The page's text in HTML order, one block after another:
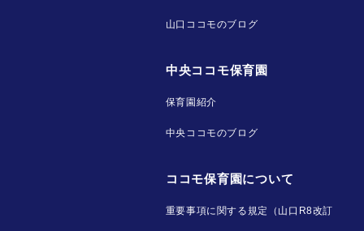
山口ココモのブログ
中央ココモ保育園
保育園紹介
中央ココモのブログ
ココモ保育園について
重要事項に関する規定（山口R8改訂